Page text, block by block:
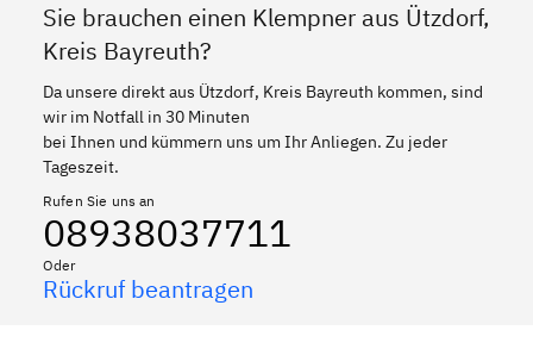
Sie brauchen einen Klempner aus Ützdorf,
Kreis Bayreuth?
Da unsere direkt aus Ützdorf, Kreis Bayreuth kommen, sind
wir im Notfall in 30 Minuten
bei Ihnen und kümmern uns um Ihr Anliegen. Zu jeder
Tageszeit.
Rufen Sie uns an
08938037711
Oder
Rückruf beantragen